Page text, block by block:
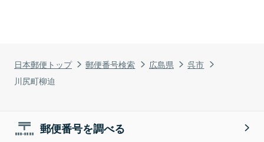
日本郵便トップ 郵便番号検索 広島県
呉市
川尻町柳迫
郵便番号を調べる